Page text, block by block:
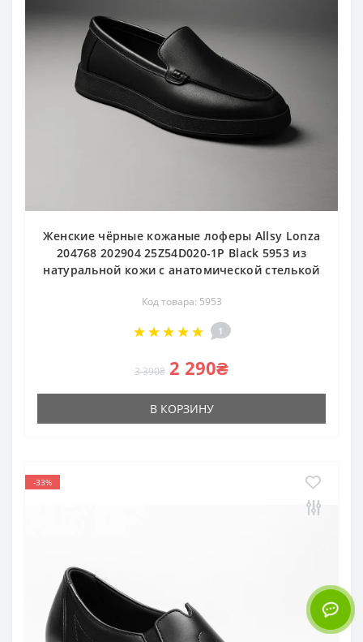
Женские чёрные кожаные лоферы Allsy Lonza
204768 202904 25Z54D020-1P Black 5953 из
натуральной кожи с анатомической стелькой
Код товара: 5953
1
3 390₴ 2 290₴
В КОРЗИНУ
-33%